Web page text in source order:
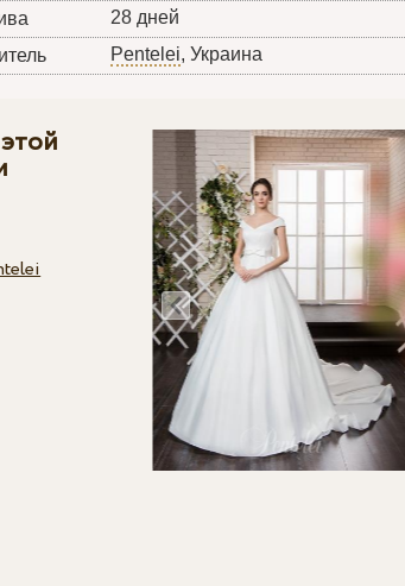
28 дней
Pentelei, Украина